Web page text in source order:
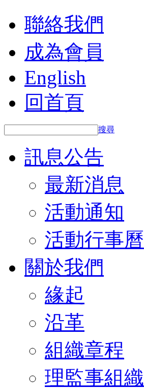
聯絡我們
成為會員
English
回首頁
搜尋
訊息公告
最新消息
活動通知
活動行事曆
關於我們
緣起
沿革
組織章程
理監事組織